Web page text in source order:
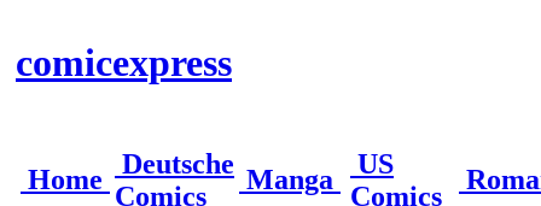
comicexpress
Home
Deutsche
Comics
Manga
US
Comics